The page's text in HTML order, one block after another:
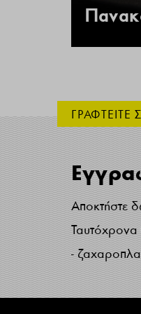
ΓΡΑΦΤΕΙΤΕ
Αποκτήστε
Ταυτόχρονα
-